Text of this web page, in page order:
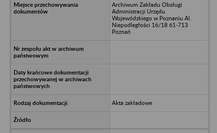
Archiwum Zakładu Obsługi
Administracji Urzędu
Wojewódzkiego w Poznaniu Al.
Niepodległości 16/18 61-713
Poznań
Akta zakładowe